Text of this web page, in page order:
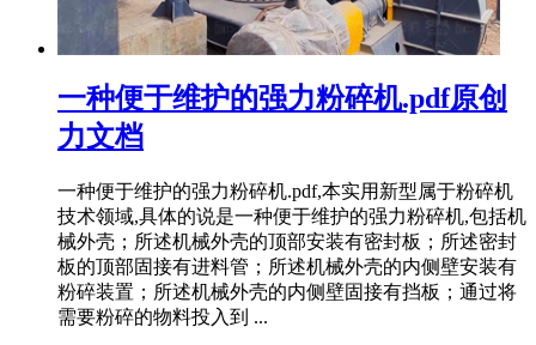
一种便于维护的强力粉碎机.pdf原创
力文档
一种便于维护的强力粉碎机.pdf,本实用新型属于粉碎机
技术领域,具体的说是一种便于维护的强力粉碎机,包括机
械外壳；所述机械外壳的顶部安装有密封板；所述密封
板的顶部固接有进料管；所述机械外壳的内侧壁安装有
粉碎装置；所述机械外壳的内侧壁固接有挡板；通过将
需要粉碎的物料投入到 ...